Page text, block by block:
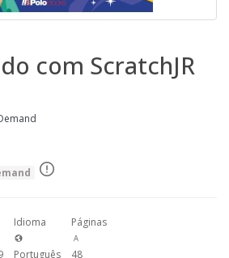
com ScratchJR
Idioma
Português
Páginas
48